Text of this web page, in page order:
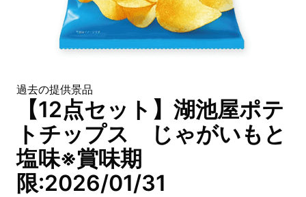
過去の提供景品
【12点セット】湖池屋ポテ
トチップス じゃがいもと
塩味※賞味期
限:2026/01/31